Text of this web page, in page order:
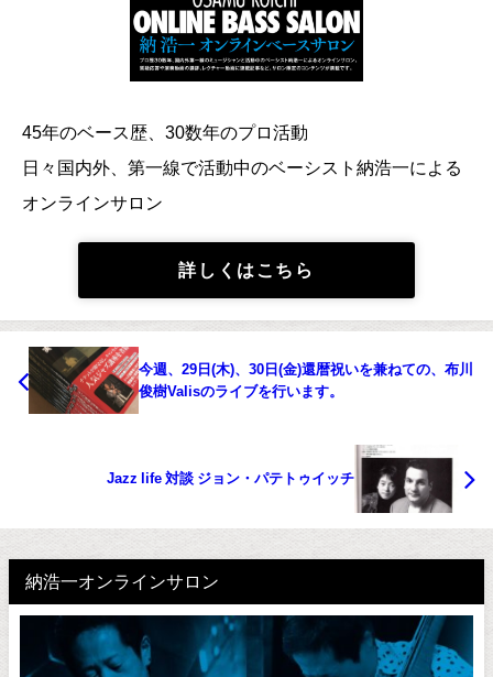
45年のベース歴、30数年のプロ活動
日々国内外、第一線で活動中のベーシスト納浩一による
オンラインサロン
詳しくはこちら
今週、29日(木)、30日(金)還暦祝いを兼ねての、布川
俊樹Valisのライブを行います。
Jazz life 対談 ジョン・パテトゥイッチ
納浩一オンラインサロン